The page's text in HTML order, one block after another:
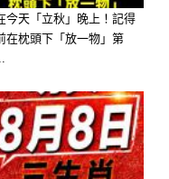
】—— 記憶築
在過去」的大
把對方納入自
九運的催化
「火山噴發
今天「立秋」晚上！記得
在枕頭下「放一物」第